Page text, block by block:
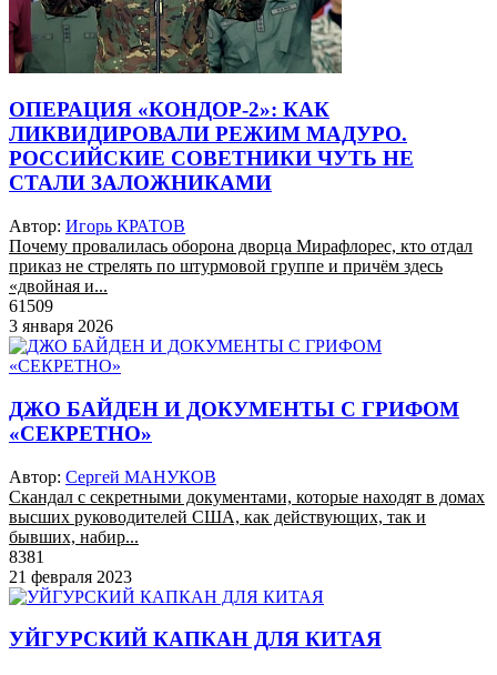
ОПЕРАЦИЯ «КОНДОР-2»: КАК
ЛИКВИДИРОВАЛИ РЕЖИМ МАДУРО.
РОССИЙСКИЕ СОВЕТНИКИ ЧУТЬ НЕ
СТАЛИ ЗАЛОЖНИКАМИ
Автор: Игорь КРАТОВ
Почему провалилась оборона дворца Мирафлорес, кто отдал
приказ не стрелять по штурмовой группе и причём здесь
«двойная и...
61509
3 января 2026
ДЖО БАЙДЕН И ДОКУМЕНТЫ С ГРИФОМ
«СЕКРЕТНО»
Автор: Сергей МАНУКОВ
Скандал с секретными документами, которые находят в домах
высших руководителей США, как действующих, так и
бывших, набир...
8381
21 февраля 2023
УЙГУРСКИЙ КАПКАН ДЛЯ КИТАЯ